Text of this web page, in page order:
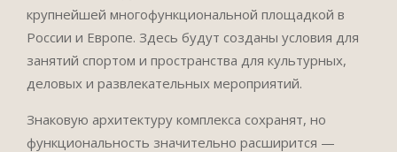
крупнейшей многофункциональной площадкой в
России и Европе. Здесь будут созданы условия для
занятий спортом и пространства для культурных,
деловых и развлекательных мероприятий.
Знаковую архитектуру комплекса сохранят, но
функциональность значительно расширится —